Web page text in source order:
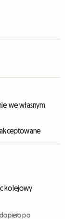
we własnym
kolejowy
dopiero po